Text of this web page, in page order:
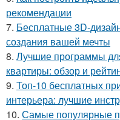
рекомендации
7. Бесплатные 3D-
создания вашей мечты
8. Лучшие программы
квартиры: обзор и
9. Топ-10 бесплатных
интерьера: лучшие
10. Самые популярные